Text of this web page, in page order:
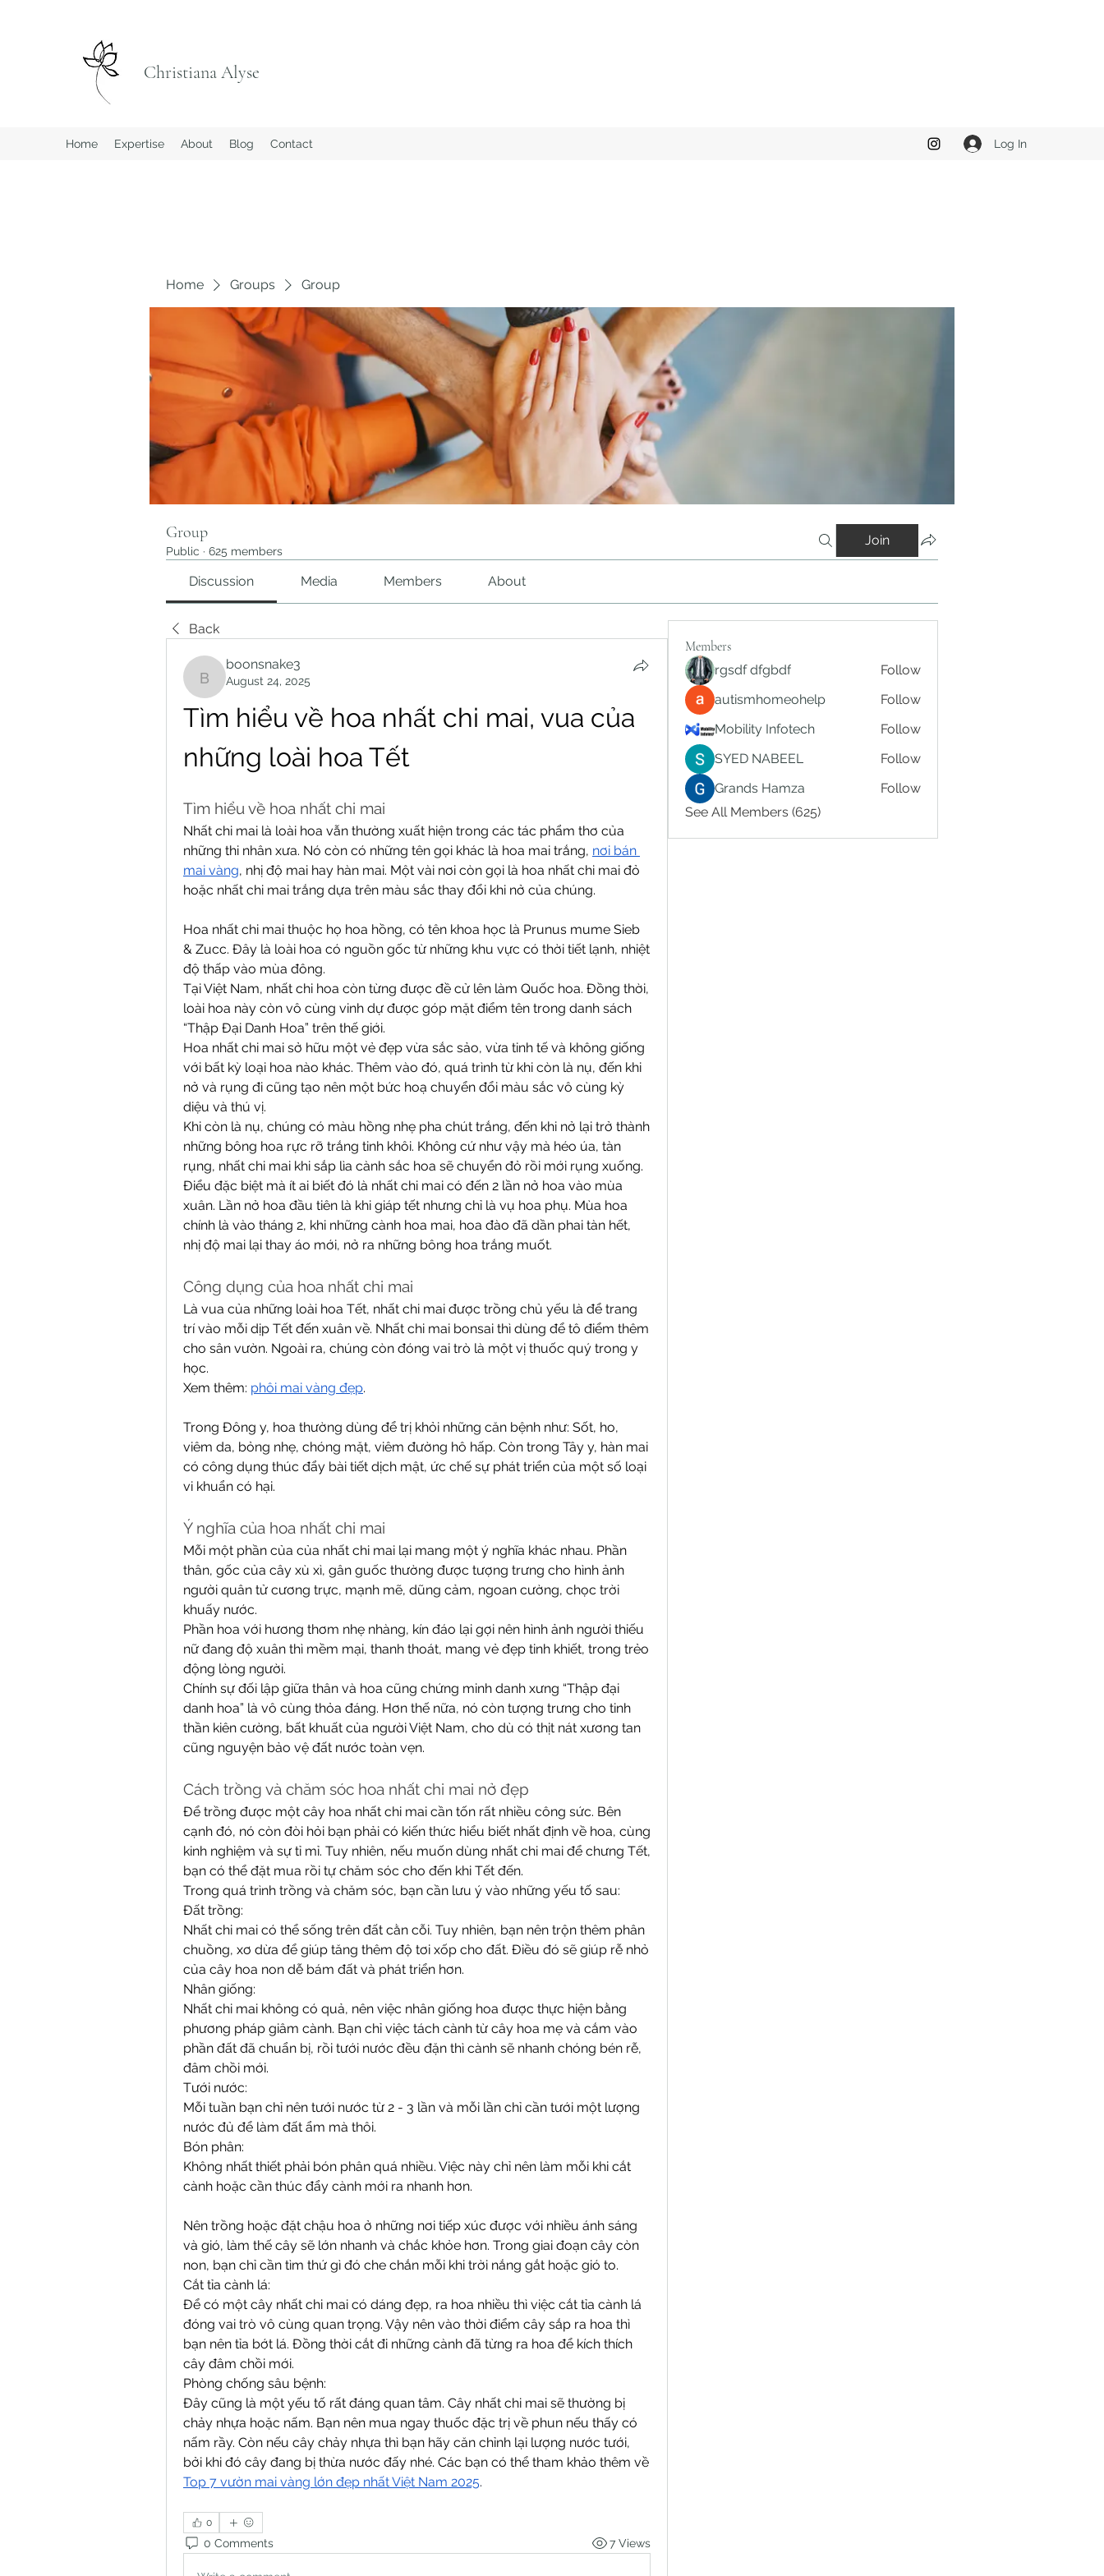
Christiana Alyse
Home Expertise About Blog Contact Log In
Home Groups Group
Group
Public · 625 members
Join
Discussion Media Members About
Back
boonsnake3
boonsnake3
August 24, 2025
Tìm hiểu về hoa nhất chi mai, vua của
những loài hoa Tết
Tìm hiểu về hoa nhất chi mai
Nhất chi mai là loài hoa vẫn thường xuất hiện trong các tác phẩm thơ của
những thi nhân xưa. Nó còn có những tên gọi khác là hoa mai trắng, nơi bán
mai vàng, nhị độ mai hay hàn mai. Một vài nơi còn gọi là hoa nhất chi mai đỏ
hoặc nhất chi mai trắng dựa trên màu sắc thay đổi khi nở của chúng.
Hoa nhất chi mai thuộc họ hoa hồng, có tên khoa học là Prunus mume Sieb
& Zucc. Đây là loài hoa có nguồn gốc từ những khu vực có thời tiết lạnh, nhiệt
độ thấp vào mùa đông.
Tại Việt Nam, nhất chi hoa còn từng được đề cử lên làm Quốc hoa. Đồng thời,
loài hoa này còn vô cùng vinh dự được góp mặt điểm tên trong danh sách
“Thập Đại Danh Hoa” trên thế giới.
Hoa nhất chi mai sở hữu một vẻ đẹp vừa sắc sảo, vừa tinh tế và không giống
với bất kỳ loại hoa nào khác. Thêm vào đó, quá trình từ khi còn là nụ, đến khi
nở và rụng đi cũng tạo nên một bức hoạ chuyển đổi màu sắc vô cùng kỳ
diệu và thú vị.
Khi còn là nụ, chúng có màu hồng nhẹ pha chút trắng, đến khi nở lại trở thành
những bông hoa rực rỡ trắng tinh khôi. Không cứ như vậy mà héo úa, tàn
rụng, nhất chi mai khi sắp lìa cành sắc hoa sẽ chuyển đỏ rồi mới rụng xuống.
Điểu đặc biệt mà ít ai biết đó là nhất chi mai có đến 2 lần nở hoa vào mùa
xuân. Lần nở hoa đầu tiên là khi giáp tết nhưng chỉ là vụ hoa phụ. Mùa hoa
chính là vào tháng 2, khi những cành hoa mai, hoa đào đã dần phai tàn hết,
nhị độ mai lại thay áo mới, nở ra những bông hoa trắng muốt.
Công dụng của hoa nhất chi mai
Là vua của những loài hoa Tết, nhất chi mai được trồng chủ yếu là để trang
trí vào mỗi dịp Tết đến xuân về. Nhất chi mai bonsai thì dùng để tô điểm thêm
cho sân vườn. Ngoài ra, chúng còn đóng vai trò là một vị thuốc quý trong y
học.
Xem thêm: phôi mai vàng đẹp.
Trong Đông y, hoa thường dùng để trị khỏi những căn bệnh như: Sốt, ho,
viêm da, bỏng nhẹ, chóng mặt, viêm đường hô hấp. Còn trong Tây y, hàn mai
có công dụng thúc đẩy bài tiết dịch mật, ức chế sự phát triển của một số loại
vi khuẩn có hại.
Ý nghĩa của hoa nhất chi mai
Mỗi một phần của của nhất chi mai lại mang một ý nghĩa khác nhau. Phần
thân, gốc của cây xù xì, gân guốc thường được tượng trưng cho hình ảnh
người quân tử cương trực, mạnh mẽ, dũng cảm, ngoan cường, chọc trời
khuấy nước.
Phần hoa với hương thơm nhẹ nhàng, kín đáo lại gợi nên hình ảnh người thiếu
nữ đang độ xuân thì mềm mại, thanh thoát, mang vẻ đẹp tinh khiết, trong trẻo
động lòng người.
Chính sự đối lập giữa thân và hoa cũng chứng minh danh xưng “Thập đại
danh hoa” là vô cùng thỏa đáng. Hơn thế nữa, nó còn tượng trưng cho tinh
thần kiên cường, bất khuất của người Việt Nam, cho dù có thịt nát xương tan
cũng nguyện bảo vệ đất nước toàn vẹn.
Cách trồng và chăm sóc hoa nhất chi mai nở đẹp
Để trồng được một cây hoa nhất chi mai cần tốn rất nhiều công sức. Bên
cạnh đó, nó còn đòi hỏi bạn phải có kiến thức hiểu biết nhất định về hoa, cùng
kinh nghiệm và sự tỉ mỉ. Tuy nhiên, nếu muốn dùng nhất chi mai để chưng Tết,
bạn có thể đặt mua rồi tự chăm sóc cho đến khi Tết đến.
Trong quá trình trồng và chăm sóc, bạn cần lưu ý vào những yếu tố sau:
Đất trồng:
Nhất chi mai có thể sống trên đất cằn cỗi. Tuy nhiên, bạn nên trộn thêm phân
chuồng, xơ dừa để giúp tăng thêm độ tơi xốp cho đất. Điều đó sẽ giúp rễ nhỏ
của cây hoa non dễ bám đất và phát triển hơn.
Nhân giống:
Nhất chi mai không có quả, nên việc nhân giống hoa được thực hiện bằng
phương pháp giâm cành. Bạn chỉ việc tách cành từ cây hoa mẹ và cắm vào
phần đất đã chuẩn bị, rồi tưới nước đều đặn thì cành sẽ nhanh chóng bén rễ,
đâm chồi mới.
Tưới nước:
Mỗi tuần bạn chỉ nên tưới nước từ 2 - 3 lần và mỗi lần chỉ cần tưới một lượng
nước đủ để làm đất ẩm mà thôi.
Bón phân:
Không nhất thiết phải bón phân quá nhiều. Việc này chỉ nên làm mỗi khi cắt
cành hoặc cần thúc đẩy cành mới ra nhanh hơn.
Nên trồng hoặc đặt chậu hoa ở những nơi tiếp xúc được với nhiều ánh sáng
và gió, làm thế cây sẽ lớn nhanh và chắc khỏe hơn. Trong giai đoạn cây còn
non, bạn chỉ cần tìm thứ gì đó che chắn mỗi khi trời nắng gắt hoặc gió to.
Cắt tỉa cành lá:
Để có một cây nhất chi mai có dáng đẹp, ra hoa nhiều thì việc cắt tỉa cành lá
đóng vai trò vô cùng quan trọng. Vậy nên vào thời điểm cây sắp ra hoa thì
bạn nên tỉa bớt lá. Đồng thời cắt đi những cành đã từng ra hoa để kích thích
cây đâm chồi mới.
Phòng chống sâu bệnh:
Đây cũng là một yếu tố rất đáng quan tâm. Cây nhất chi mai sẽ thường bị
chảy nhựa hoặc nấm. Bạn nên mua ngay thuốc đặc trị về phun nếu thấy có
nấm rầy. Còn nếu cây chảy nhựa thì bạn hãy căn chỉnh lại lượng nước tưới,
Top 7 vườn mai vàng lớn đẹp nhất Việt Nam 2025.
0
0 Comments 7 Views
Members
rgsdf dfgbdf
Follow
autismhomeohelp
Follow
Mobility Infotech
Follow
SYED NABEEL
Follow
Grands Hamza
Follow
See All Members (625)